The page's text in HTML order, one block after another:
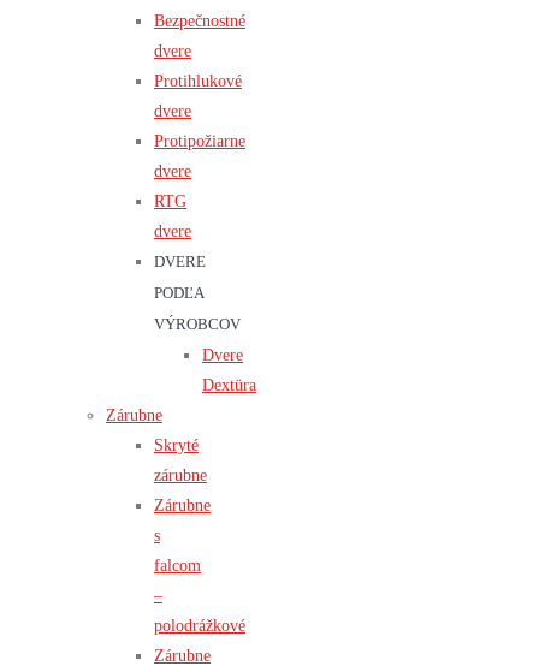
Bezpečnostné
dvere
Protihlukové
dvere
Protipožiarne
dvere
RTG
dvere
DVERE
PODĽA
VÝROBCOV
Dvere
Dextüra
Zárubne
Skryté
zárubne
Zárubne
s
falcom
–
polodrážkové
Zárubne